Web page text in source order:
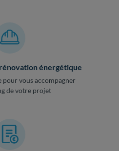
énergétique
pour vous accompagner
de votre projet